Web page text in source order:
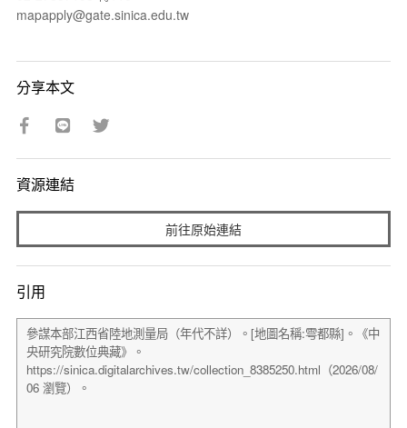
mapapply@gate.sinica.edu.tw
分享本文
資源連結
前往原始連結
引用